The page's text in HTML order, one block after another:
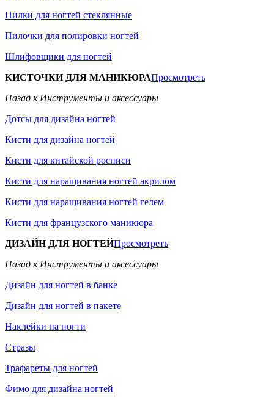
Пилки для ногтей стеклянные
Пилочки для полировки ногтей
Шлифовщики для ногтей
КИСТОЧКИ ДЛЯ МАНИКЮРАПросмотреть
Назад к Инструменты и аксессуары
Дотсы для дизайна ногтей
Кисти для дизайна ногтей
Кисти для китайской росписи
Кисти для наращивания ногтей акрилом
Кисти для наращивания ногтей гелем
Кисти для французского маникюра
ДИЗАЙН ДЛЯ НОГТЕЙПросмотреть
Назад к Инструменты и аксессуары
Дизайн для ногтей в банке
Дизайн для ногтей в пакете
Наклейки на ногти
Стразы
Трафареты для ногтей
Фимо для дизайна ногтей